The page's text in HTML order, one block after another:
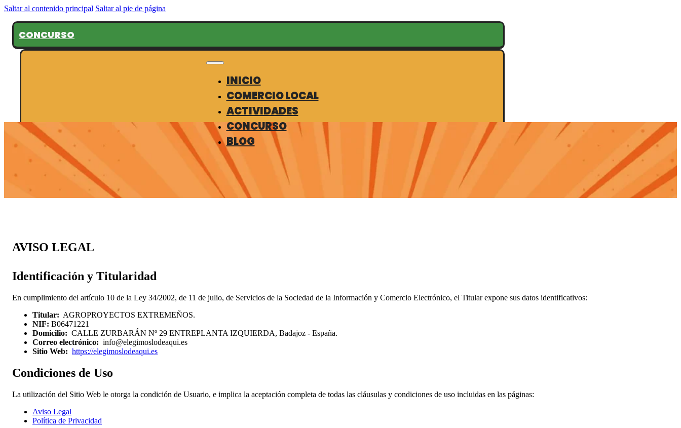
Saltar al contenido principal Saltar al pie de página
CONCURSO
INICIO
COMERCIO LOCAL
ACTIVIDADES
CONCURSO
BLOG
AVISO LEGAL
Identificación y Titularidad
En cumplimiento del artículo 10 de la Ley 34/2002, de 11 de julio, de Servicios de la Sociedad de la Información y Comercio Electrónico, el Titular expone sus datos identificativos:
Titular: AGROPROYECTOS EXTREMEÑOS.
NIF: B06471221
Domicilio: CALLE ZURBARÁN Nº 29 ENTREPLANTA IZQUIERDA, Badajoz - España.
Correo electrónico: info@elegimoslodeaqui.es
Sitio Web: https://elegimoslodeaqui.es
Condiciones de Uso
La utilización del Sitio Web le otorga la condición de Usuario, e implica la aceptación completa de todas las cláusulas y condiciones de uso incluidas en las páginas:
Aviso Legal
Política de Privacidad